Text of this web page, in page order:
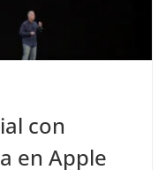
con
en Apple